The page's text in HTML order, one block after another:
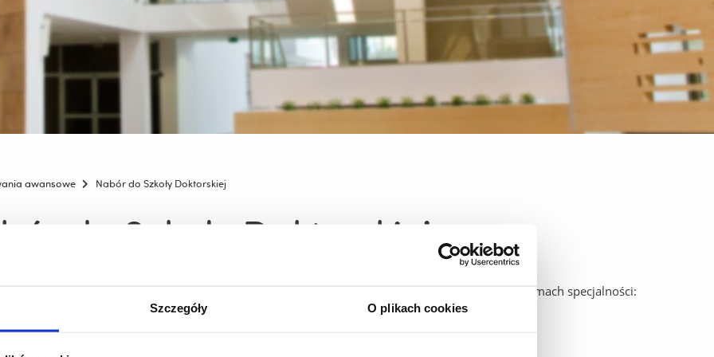
Szczegóły O plikach cookies
awansowe Nabór do Szkoły Doktorskiej
do Szkoły Doktorskiej
na rok akademicki 2026/2027 będzie uruchomiona w ramach specjalności:
(sugerowany promotor: dr hab. Anna Marek-Kamińska, prof. UR)